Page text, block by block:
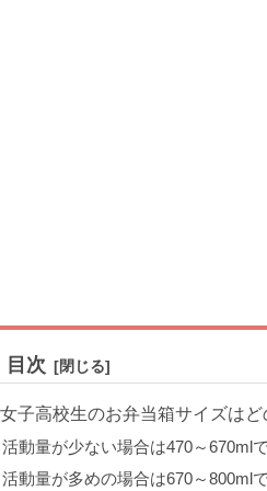
目次
女子高校生のお弁当箱サイズは
活動量が少ない場合は470～670ml
活動量が多めの場合は670～800ml